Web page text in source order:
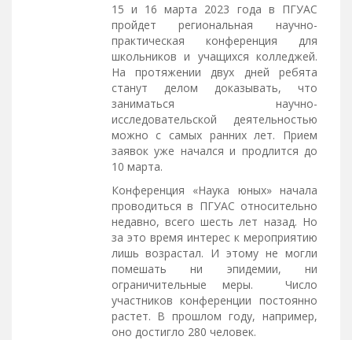
15 и 16 марта 2023 года в ПГУАС
пройдет региональная научно-
практическая конференция для
школьников и учащихся колледжей.
На протяжении двух дней ребята
станут делом доказывать, что
заниматься научно-
исследовательской деятельностью
можно с самых ранних лет. Прием
заявок уже начался и продлится до
10 марта.
Конференция «Наука юных» начала
проводиться в ПГУАС относительно
недавно, всего шесть лет назад. Но
за это время интерес к мероприятию
лишь возрастал. И этому не могли
помешать ни эпидемии, ни
ограничительные меры. Число
участников конференции постоянно
растет. В прошлом году, например,
оно достигло 280 человек.